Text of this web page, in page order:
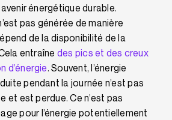
énergétique durable.
pas générée de manière
de la disponibilité de la
entraîne des pics et des creux
d’énergie. Souvent, l’énergie
pendant la journée n’est pas
et est perdue. Ce n’est pas
pour l’énergie potentiellement